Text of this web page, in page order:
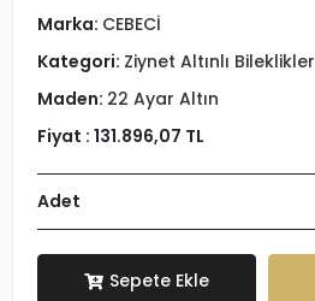
Marka: CEBECİ
Kategori: Ziynet Altınlı Bileklikler
Maden: 22 Ayar Altın
Fiyat : 131.896,07 TL
Adet
Sepete Ekle